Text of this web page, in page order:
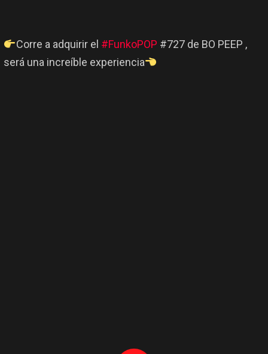
Corre a adquirir el #FunkoPOP #727 de BO PEEP ,
será una increíble experiencia